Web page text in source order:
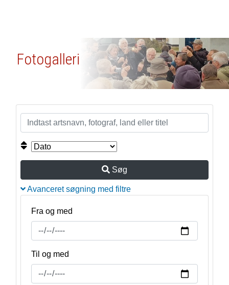
Fotogalleri
Søg
Avanceret søgning med filtre
Fra og med
Til og med